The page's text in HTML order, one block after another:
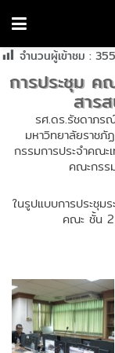
จำนวนผู้เข้าชม : 355
การประชุม ค
สาร
รศ.ดร.รัชดาภร
มหาวิทยาลัยราชภั
กรรมการประจำคณ
คณะกรร
ในรูปแบบการประชุ
คณะ ชั้น 2